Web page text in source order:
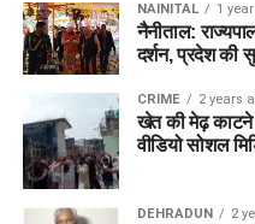
NAINITAL 1
नैनीताल:
दर्शन, प्रदेश की
CRIME 2 years
खेत की मेढ़ काटने
वीडियो सोशल
DEHRADUN 2